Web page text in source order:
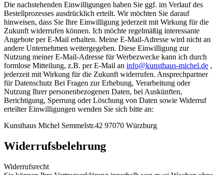
Die nachstehenden Einwilligungen haben Sie ggf. im Verlauf des
Bestellprozesses ausdrücklich erteilt. Wir möchten Sie darauf
hinweisen, dass Sie Ihre Einwilligung jederzeit mit Wirkung für die
Zukunft widerrufen können. Ich möchte regelmäßig interessante
Angebote per E-Mail erhalten. Meine E-Mail-Adresse wird nicht an
andere Unternehmen weitergegeben. Diese Einwilligung zur
Nutzung meiner E-Mail-Adresse für Werbezwecke kann ich durch
formlose Mitteilung, z.B. per E-Mail an info@kunsthaus-michel.de ,
jederzeit mit Wirkung für die Zukunft widerrufen. Ansprechpartner
für Datenschutz Bei Fragen zur Erhebung, Verarbeitung oder
Nutzung Ihrer personenbezogenen Daten, bei Auskünften,
Berichtigung, Sperrung oder Löschung von Daten sowie Widerruf
erteilter Einwilligungen wenden Sie sich bitte an:
Kunsthaus Michel Semmelstr.42 97070 Würzburg
Widerrufsbelehrung
Widerrufsrecht